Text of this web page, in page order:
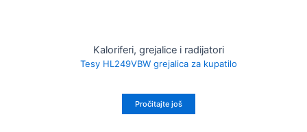
Kaloriferi, grejalice i radijatori
Tesy HL249VBW grejalica za kupatilo
Pročitajte još